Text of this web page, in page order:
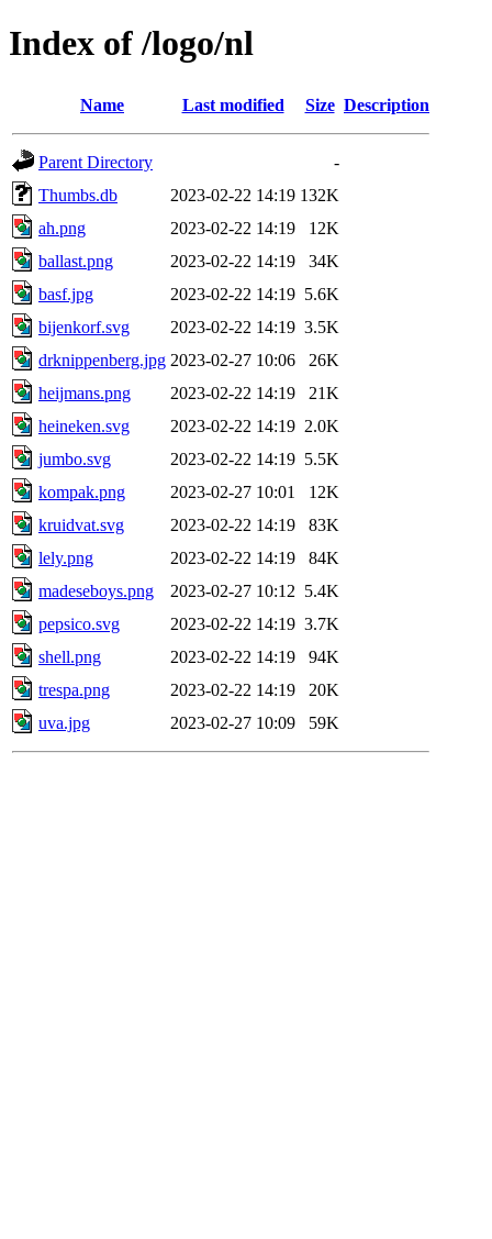
Index of /logo/nl
Name Last modified Size Description
Parent Directory
-
Thumbs.db
2023-02-22 14:19 132K
ah.png
2023-02-22 14:19
12K
ballast.png
2023-02-22 14:19
34K
basf.jpg
2023-02-22 14:19 5.6K
bijenkorf.svg
2023-02-22 14:19 3.5K
drknippenberg.jpg 2023-02-27 10:06
26K
heijmans.png
2023-02-22 14:19
21K
heineken.svg
2023-02-22 14:19 2.0K
jumbo.svg
2023-02-22 14:19 5.5K
kompak.png
2023-02-27 10:01
12K
kruidvat.svg
2023-02-22 14:19
83K
lely.png
2023-02-22 14:19
84K
madeseboys.png
2023-02-27 10:12 5.4K
pepsico.svg
2023-02-22 14:19 3.7K
shell.png
2023-02-22 14:19
94K
trespa.png
2023-02-22 14:19
20K
uva.jpg
2023-02-27 10:09 59K